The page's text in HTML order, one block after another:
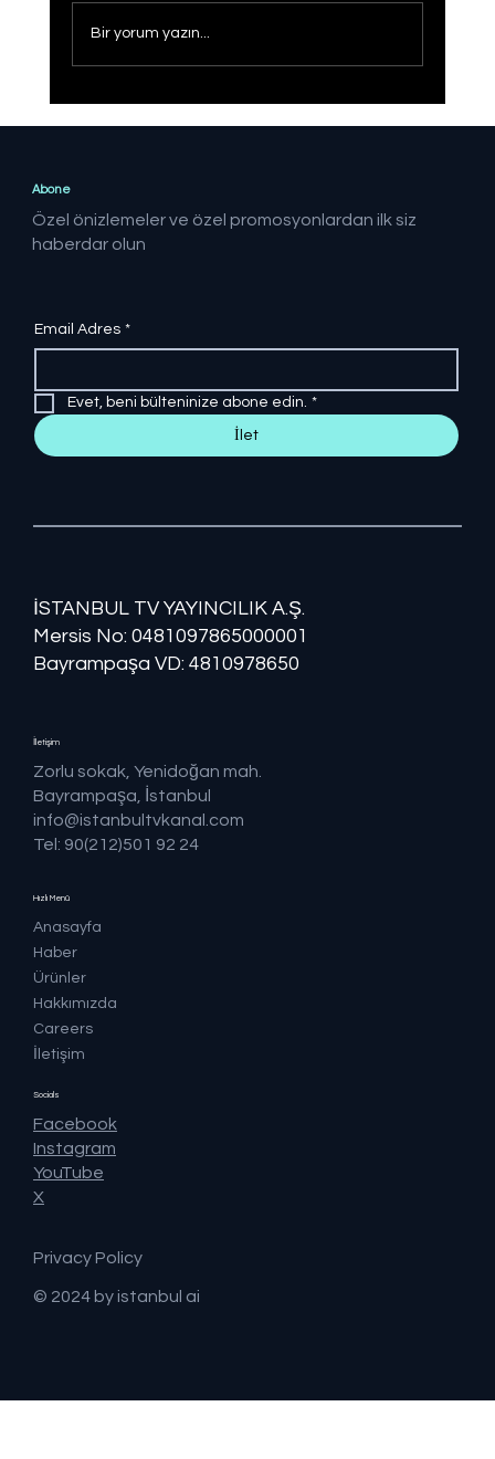
Bir yorum yazın...
Abone
Özel önizlemeler ve özel promosyonlardan ilk siz
haberdar olun
Email Adres *
Evet, beni bülteninize abone edin. *
İlet
İSTANBUL TV YAYINCILIK A.Ş.
Mersis No: ​​0481097865000001
Bayrampaşa VD: 4810978650
Hızlı Menü
Anasayfa
Haber
Ürünler
Hakkımızda
Careers
İletişim
İletişim
Zorlu sokak, Yenidoğan mah.
Bayrampaşa, İstanbul
info@istanbultvkanal.com
Tel: 90(212)501 92 24
Socials
Facebook
Instagram
YouTube
X
© 2024 by istanbul ai
Privacy Policy